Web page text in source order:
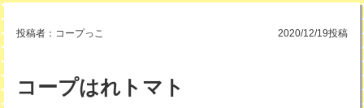
投稿者： コープっこ 2020/12/19投稿
コープはれトマト